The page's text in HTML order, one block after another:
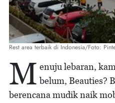
Rest area terbaik di Indonesia/Foto:
M enuju lebaran,
belum, Beauties?
berencana mudik naik